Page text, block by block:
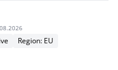
Region: EU